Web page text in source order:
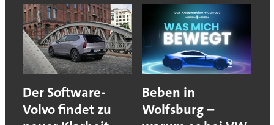
Der Software-
Volvo findet zu
Beben in
Wolfsburg –